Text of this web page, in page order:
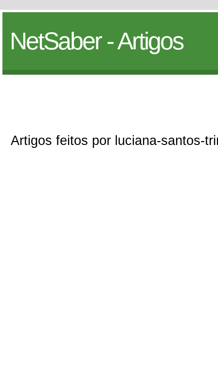
NetSaber - Artigos
Artigos feitos por luciana-santos-